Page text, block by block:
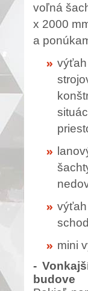
voľná
x 2000
a
mini
-
budove